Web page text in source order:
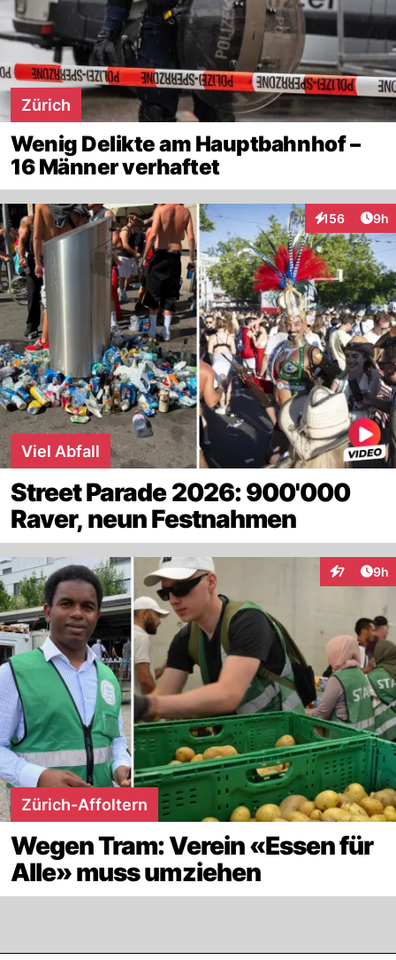
Zürich
Wenig Delikte am Hauptbahnhof –
16 Männer verhaftet
156
Interaktionen
9h
Viel Abfall
Street Parade 2026: 900'000
Raver, neun Festnahmen
7 9h
Zürich-Affoltern
Wegen Tram: Verein «Essen für
Alle» muss umziehen